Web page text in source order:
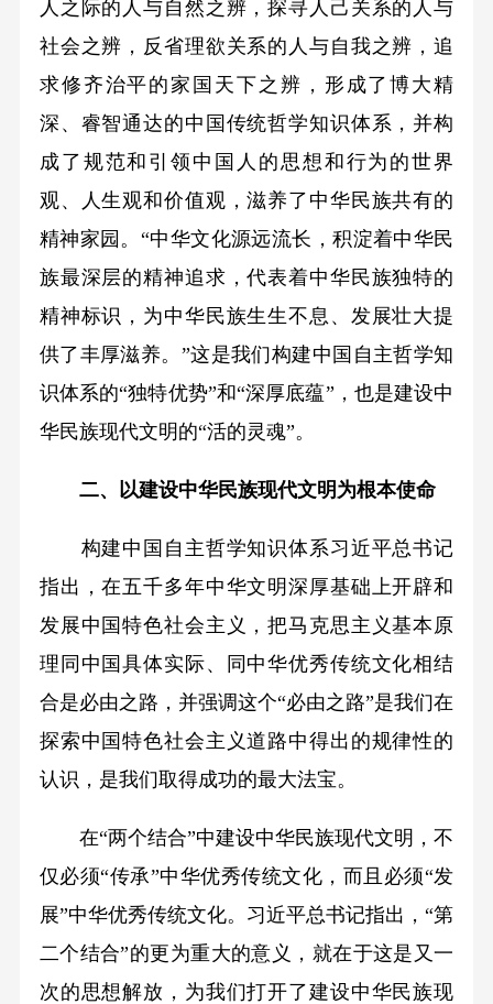
人之际的人与自然之辨，探寻人己关系的人与
社会之辨，反省理欲关系的人与自我之辨，追
求修齐治平的家国天下之辨，形成了博大精
深、睿智通达的中国传统哲学知识体系，并构
成了规范和引领中国人的思想和行为的世界
观、人生观和价值观，滋养了中华民族共有的
精神家园。“中华文化源远流长，积淀着中华民
族最深层的精神追求，代表着中华民族独特的
精神标识，为中华民族生生不息、发展壮大提
供了丰厚滋养。”这是我们构建中国自主哲学知
识体系的“独特优势”和“深厚底蕴”，也是建设中
华民族现代文明的“活的灵魂”。
二、以建设中华民族现代文明为根本使命
构建中国自主哲学知识体系习近平总书记
指出，在五千多年中华文明深厚基础上开辟和
发展中国特色社会主义，把马克思主义基本原
理同中国具体实际、同中华优秀传统文化相结
合是必由之路，并强调这个“必由之路”是我们在
探索中国特色社会主义道路中得出的规律性的
认识，是我们取得成功的最大法宝。
在“两个结合”中建设中华民族现代文明，不
仅必须“传承”中华优秀传统文化，而且必须“发
展”中华优秀传统文化。习近平总书记指出，“第
二个结合”的更为重大的意义，就在于这是又一
次的思想解放，为我们打开了建设中华民族现